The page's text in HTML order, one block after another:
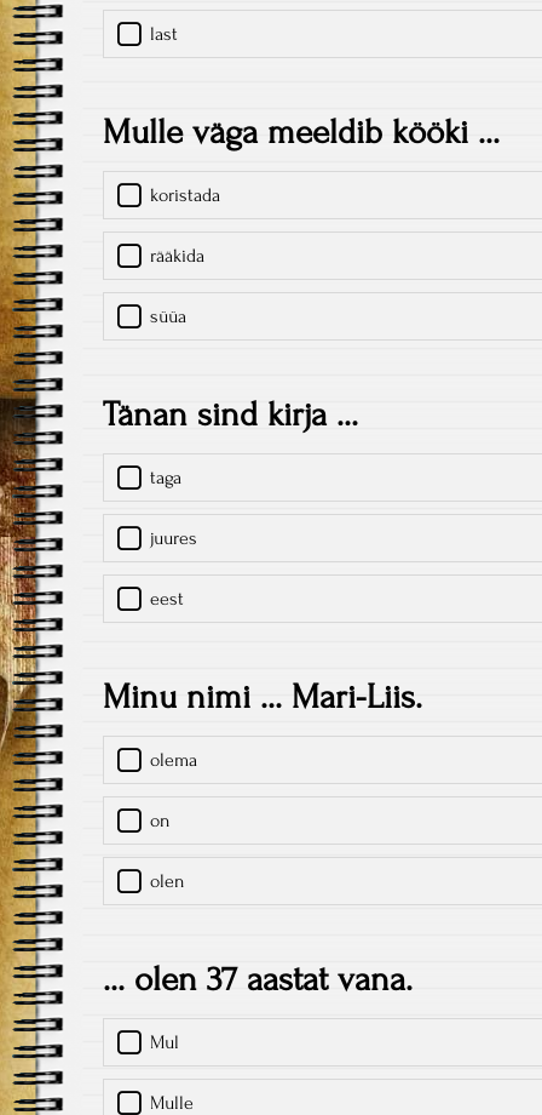
last
Mulle väga meeldib kööki ...
koristada
rääkida
süüa
Tänan sind kirja ...
taga
juures
eest
Minu nimi ... Mari-Liis.
olema
on
olen
... olen 37 aastat vana.
Mul
Mulle